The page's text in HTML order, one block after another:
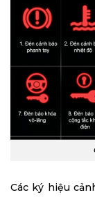
Các ký hiệu